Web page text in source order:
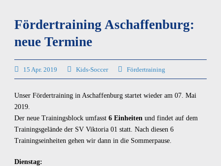
Fördertraining Aschaffenburg:
neue Termine
15 Apr. 2019 Kids-Soccer Fördertraining
Unser Fördertraining in Aschaffenburg startet wieder am 07. Mai
2019.
Der neue Trainingsblock umfasst 6 Einheiten und findet auf dem
Trainingsgelände der SV Viktoria 01 statt. Nach diesen 6
Trainingseinheiten gehen wir dann in die Sommerpause.
Dienstag: